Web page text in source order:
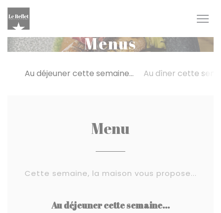
Personalizing your cookie choices
Menus
Au déjeuner cette semaine... Au dîner cette
Menu
Cette semaine, la maison vous propose...
Au déjeuner cette semaine...